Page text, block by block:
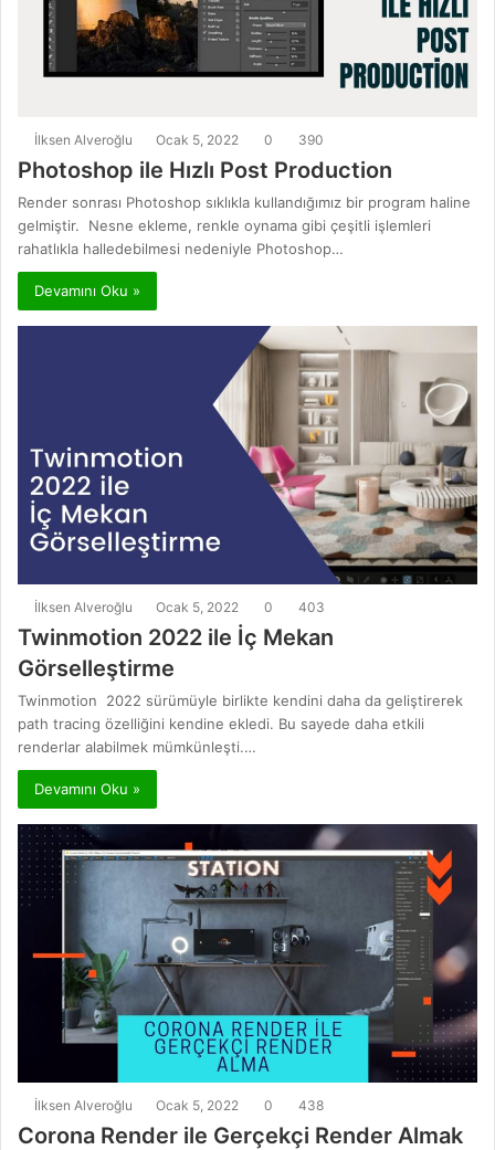
İlksen Alveroğlu Ocak 5, 2022 0 390
Photoshop ile Hızlı Post Production
Render sonrası Photoshop sıklıkla kullandığımız bir program haline
gelmiştir. Nesne ekleme, renkle oynama gibi çeşitli işlemleri
rahatlıkla halledebilmesi nedeniyle Photoshop…
Devamını Oku »
İlksen Alveroğlu Ocak 5, 2022 0 403
Twinmotion 2022 ile İç Mekan
Görselleştirme
Twinmotion 2022 sürümüyle birlikte kendini daha da geliştirerek
path tracing özelliğini kendine ekledi. Bu sayede daha etkili
renderlar alabilmek mümkünleşti.…
Devamını Oku »
İlksen Alveroğlu Ocak 5, 2022 0 438
Corona Render ile Gerçekçi Render Almak